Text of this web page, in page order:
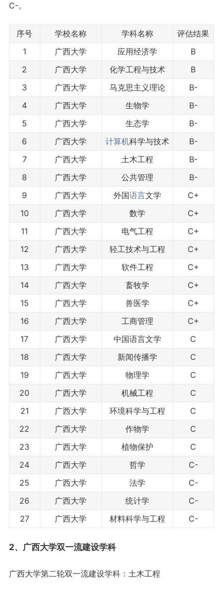
C-。
序号 学校名称 学科名称
评估结果
1
广西大学 应用经济学
B
2
广西大学 化学工程与技术
B
3
广西大学 马克思主义理论
B-
4
广西大学 生物学
B-
5
广西大学 生态学
B-
6
广西大学 计算机科学与技术
B-
7
广西大学 土木工程
B-
8
广西大学 公共管理
B-
9
广西大学 外国语言文学
C+
10
广西大学 数学
C+
11
广西大学 电气工程
C+
12
广西大学 轻工技术与工程
C+
13
广西大学 软件工程
C+
14
广西大学 畜牧学
C+
15
广西大学 兽医学
C+
16
广西大学 工商管理
C+
17
广西大学 中国语言文学
C
18
广西大学 新闻传播学
C
19
广西大学 物理学
C
20
广西大学 机械工程
C
21
广西大学 环境科学与工程
C
22
广西大学 作物学
C
23
广西大学 植物保护
C
24
广西大学 哲学
C-
25
广西大学 法学
C-
26
广西大学 统计学
C-
27
广西大学 材料科学与工程 C-
2、广西大学双一流建设学科
广西大学第二轮双一流建设学科：土木工程